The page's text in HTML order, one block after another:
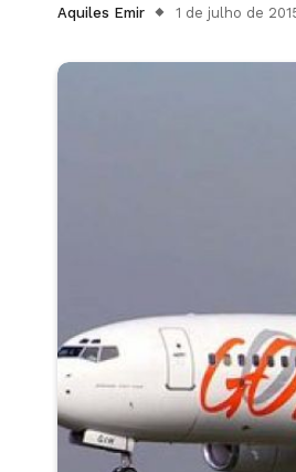
Aquiles Emir 1 de julho de